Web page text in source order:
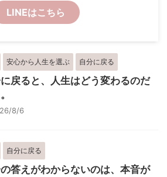
LINEはこちら
安心から人生を選ぶ 自分に戻る
戻ると、人生はどう変わるのだ
8/6
自分に戻る
答えがわからないのは、本音が